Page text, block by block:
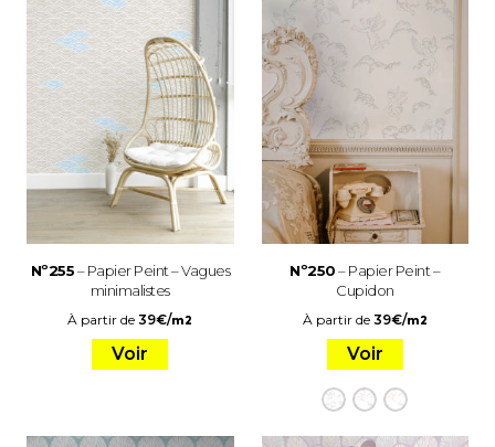
Nº255– Papier Peint – Vagues
minimalistes
À partir de39€/m2
Voir
Nº250– Papier Peint –
Cupidon
À partir de 39€/m2
Voir